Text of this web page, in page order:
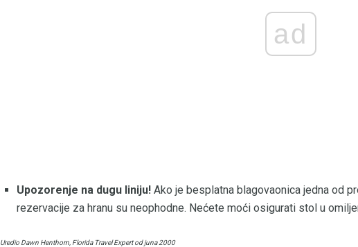
ad
Upozorenje na dugu liniju! Ako je besplatna blagovaonica jedna od
rezervacije za hranu su neophodne. Nećete moći osigurati stol u
Uredio Dawn Henthorn, Florida Travel Expert od juna 2000